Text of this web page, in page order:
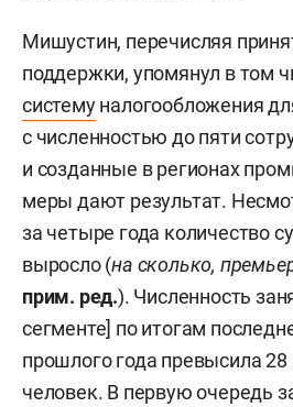
Мишустин, перечисляя
поддержки, упомянул в том
системуналогообложения
с численностью до пяти
и созданные в регионах
меры дают результат.
за четыре года количество
выросло (на сколько,
прим. ред.). Численность
сегменте] по итогам
прошлого года превысила
человек. В первую очередь